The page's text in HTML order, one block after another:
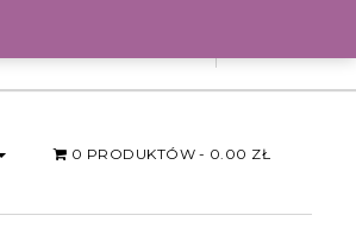
0 PRODUKTÓW 0.00 ZŁ